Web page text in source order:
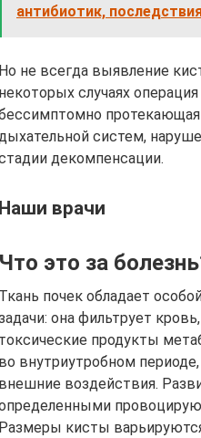
антибиотик,
Но не всегда выявление
некоторых случаях
протекающая
систем,
декомпенсации.
Наши врачи
Что это за
Ткань почек обладает
она фильтрует
токсические продукты
во внутриутробном
внешние воздействия.
Размеры кисты